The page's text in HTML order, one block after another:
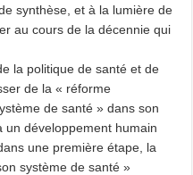
synthèse, et à la lumière de
au cours de la décennie qui
la politique de santé et de
de la « réforme
de santé » dans son
un développement humain
une première étape, la
système de santé »